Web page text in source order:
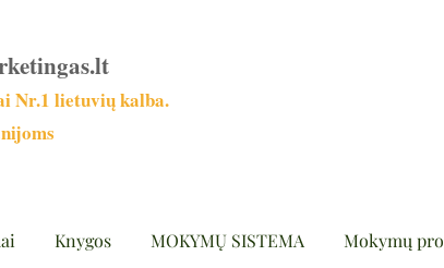
Nr.1 lietuvių kalba.
Knygos MOKYMŲ SISTEMA Mokymų